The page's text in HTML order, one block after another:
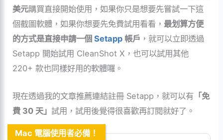
美元購買直接開始使用，如果你只是想要先嘗試一下這
個截圖軟體，如果你想要先免費試用看看，最划算方便
的方式是直接申請一個Setapp 帳戶 ，就可以立即透過
Setapp 開始試用 CleanShot X，也可以試用其他
220+ 款也同樣好用的軟體囉。
現在透過我的文章推薦連結註冊 Setapp，就可以有 「免
費 30 天」試用，試用後覺得很喜歡再訂閱就好了。
Mac 電腦使用者必備！